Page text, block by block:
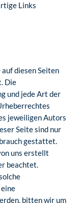
Links
diesen Seiten
Die
und jede Art der
jeweiligen Autors
Seite sind nur
gestattet.
uns erstellt
beachtet.
bitten wir um